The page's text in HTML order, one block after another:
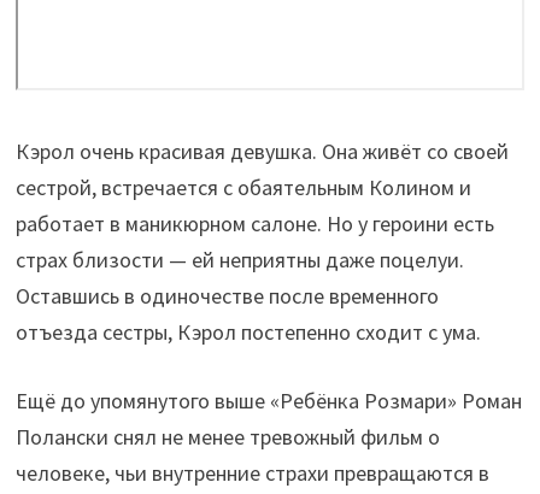
Кэрол очень красивая девушка. Она живёт со своей
сестрой, встречается с обаятельным Колином и
работает в маникюрном салоне. Но у героини есть
страх близости — ей неприятны даже поцелуи.
Оставшись в одиночестве после временного
отъезда сестры, Кэрол постепенно сходит с ума.
Ещё до упомянутого выше «Ребёнка Розмари» Роман
Полански снял не менее тревожный фильм о
человеке, чьи внутренние страхи превращаются в